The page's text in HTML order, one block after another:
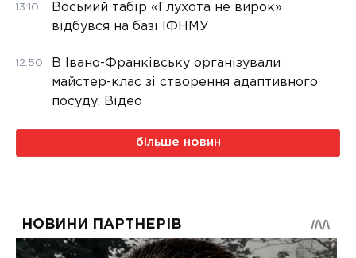
13:10
Восьмий табір «Глухота не вирок»
відбувся на базі ІФНМУ
12:50
В Івано-Франківську організували
майстер-клас зі створення адаптивного
посуду. Відео
більше новин